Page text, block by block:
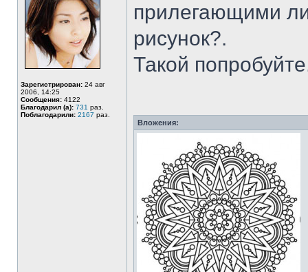
Зарегистрирован: 24 авг
2006, 14:25
Сообщения: 4122
Благодарил (а): 731 раз.
Поблагодарили: 2167 раз.
прилегающими
рисунок?.
Такой
Вложения: